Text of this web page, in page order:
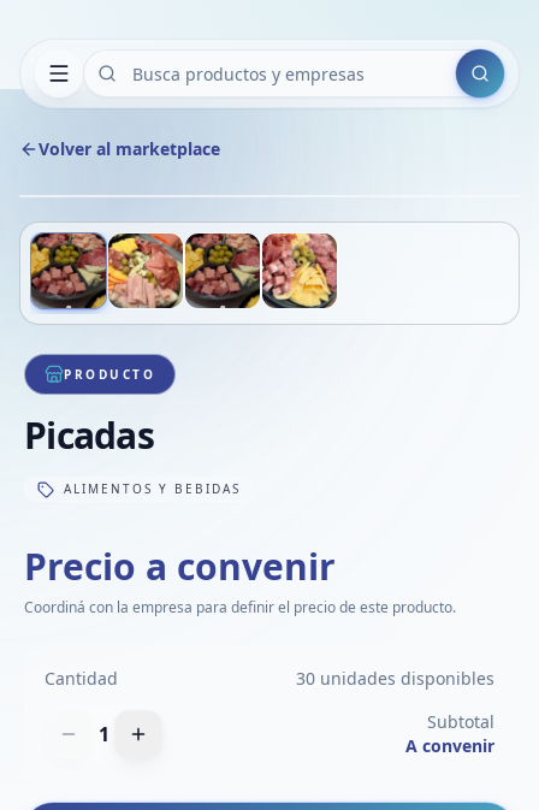
Buscar
Volver al marketplace
1/4
PRODUCTO
Picadas
ALIMENTOS Y BEBIDAS
Precio a convenir
Coordiná con la empresa para definir el precio de este producto.
Cantidad 30 unidades disponibles
1
Subtotal
A convenir